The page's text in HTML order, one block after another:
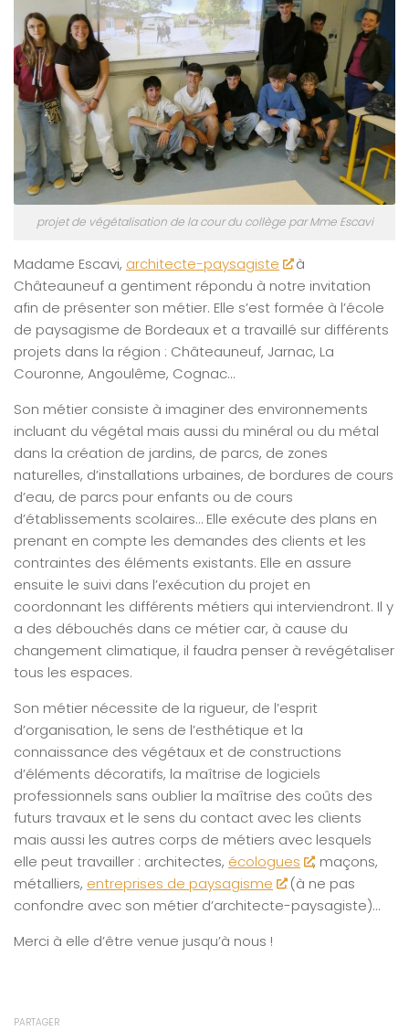
projet de végétalisation de la cour du collège par Mme Escavi
Madame Escavi, architecte-paysagiste
à
Châteauneuf a gentiment répondu à notre invitation
afin de présenter son métier. Elle s’est formée à l’école
de paysagisme de Bordeaux et a travaillé sur différents
projets dans la région : Châteauneuf, Jarnac, La
Couronne, Angoulême, Cognac…
Son métier consiste à imaginer des environnements
incluant du végétal mais aussi du minéral ou du métal
dans la création de jardins, de parcs, de zones
naturelles, d’installations urbaines, de bordures de cours
d’eau, de parcs pour enfants ou de cours
d’établissements scolaires… Elle exécute des plans en
prenant en compte les demandes des clients et les
contraintes des éléments existants. Elle en assure
ensuite le suivi dans l’exécution du projet en
coordonnant les différents métiers qui interviendront. Il y
a des débouchés dans ce métier car, à cause du
changement climatique, il faudra penser à revégétaliser
tous les espaces.
Son métier nécessite de la rigueur, de l’esprit
d’organisation, le sens de l’esthétique et la
connaissance des végétaux et de constructions
d’éléments décoratifs, la maîtrise de logiciels
professionnels sans oublier la maîtrise des coûts des
futurs travaux et le sens du contact avec les clients
mais aussi les autres corps de métiers avec lesquels
elle peut travailler : architectes, écologues
, maçons,
métalliers, entreprises de paysagisme
(à ne pas
confondre avec son métier d’architecte-paysagiste)…
Merci à elle d’être venue jusqu’à nous !
PARTAGER